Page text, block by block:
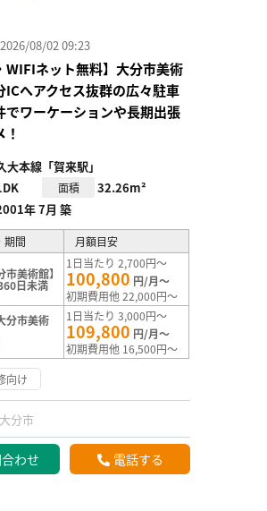
08/02 09:23
WIFIネット無料】大分市美術
ICへアクセス抜群の広々駐車
でワーケーションや長期出張
大本線「賀来駅」
面積 32.26m²
年 7月 築
期間 月額目安
美術館】
日未満
1日当たり 2,700円～
100,800 円/月～
初期費用他 22,000円～
分市美術
1日当たり 3,000円～
109,800 円/月～
初期費用他 16,500円～
向け
大分市
わせ 電話する